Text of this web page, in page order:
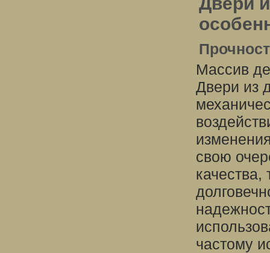
Массив
Двери из
свою
качества,
частому